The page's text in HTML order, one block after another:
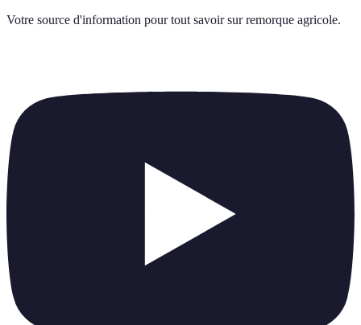
Votre source d'information pour tout savoir sur remorque agricole.